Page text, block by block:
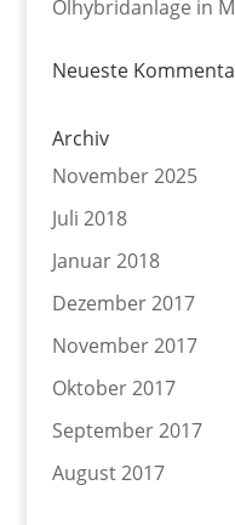
Ölhybridanlage in
Neueste
Archiv
November 2025
Juli 2018
Januar 2018
Dezember 2017
November 2017
Oktober 2017
September 2017
August 2017